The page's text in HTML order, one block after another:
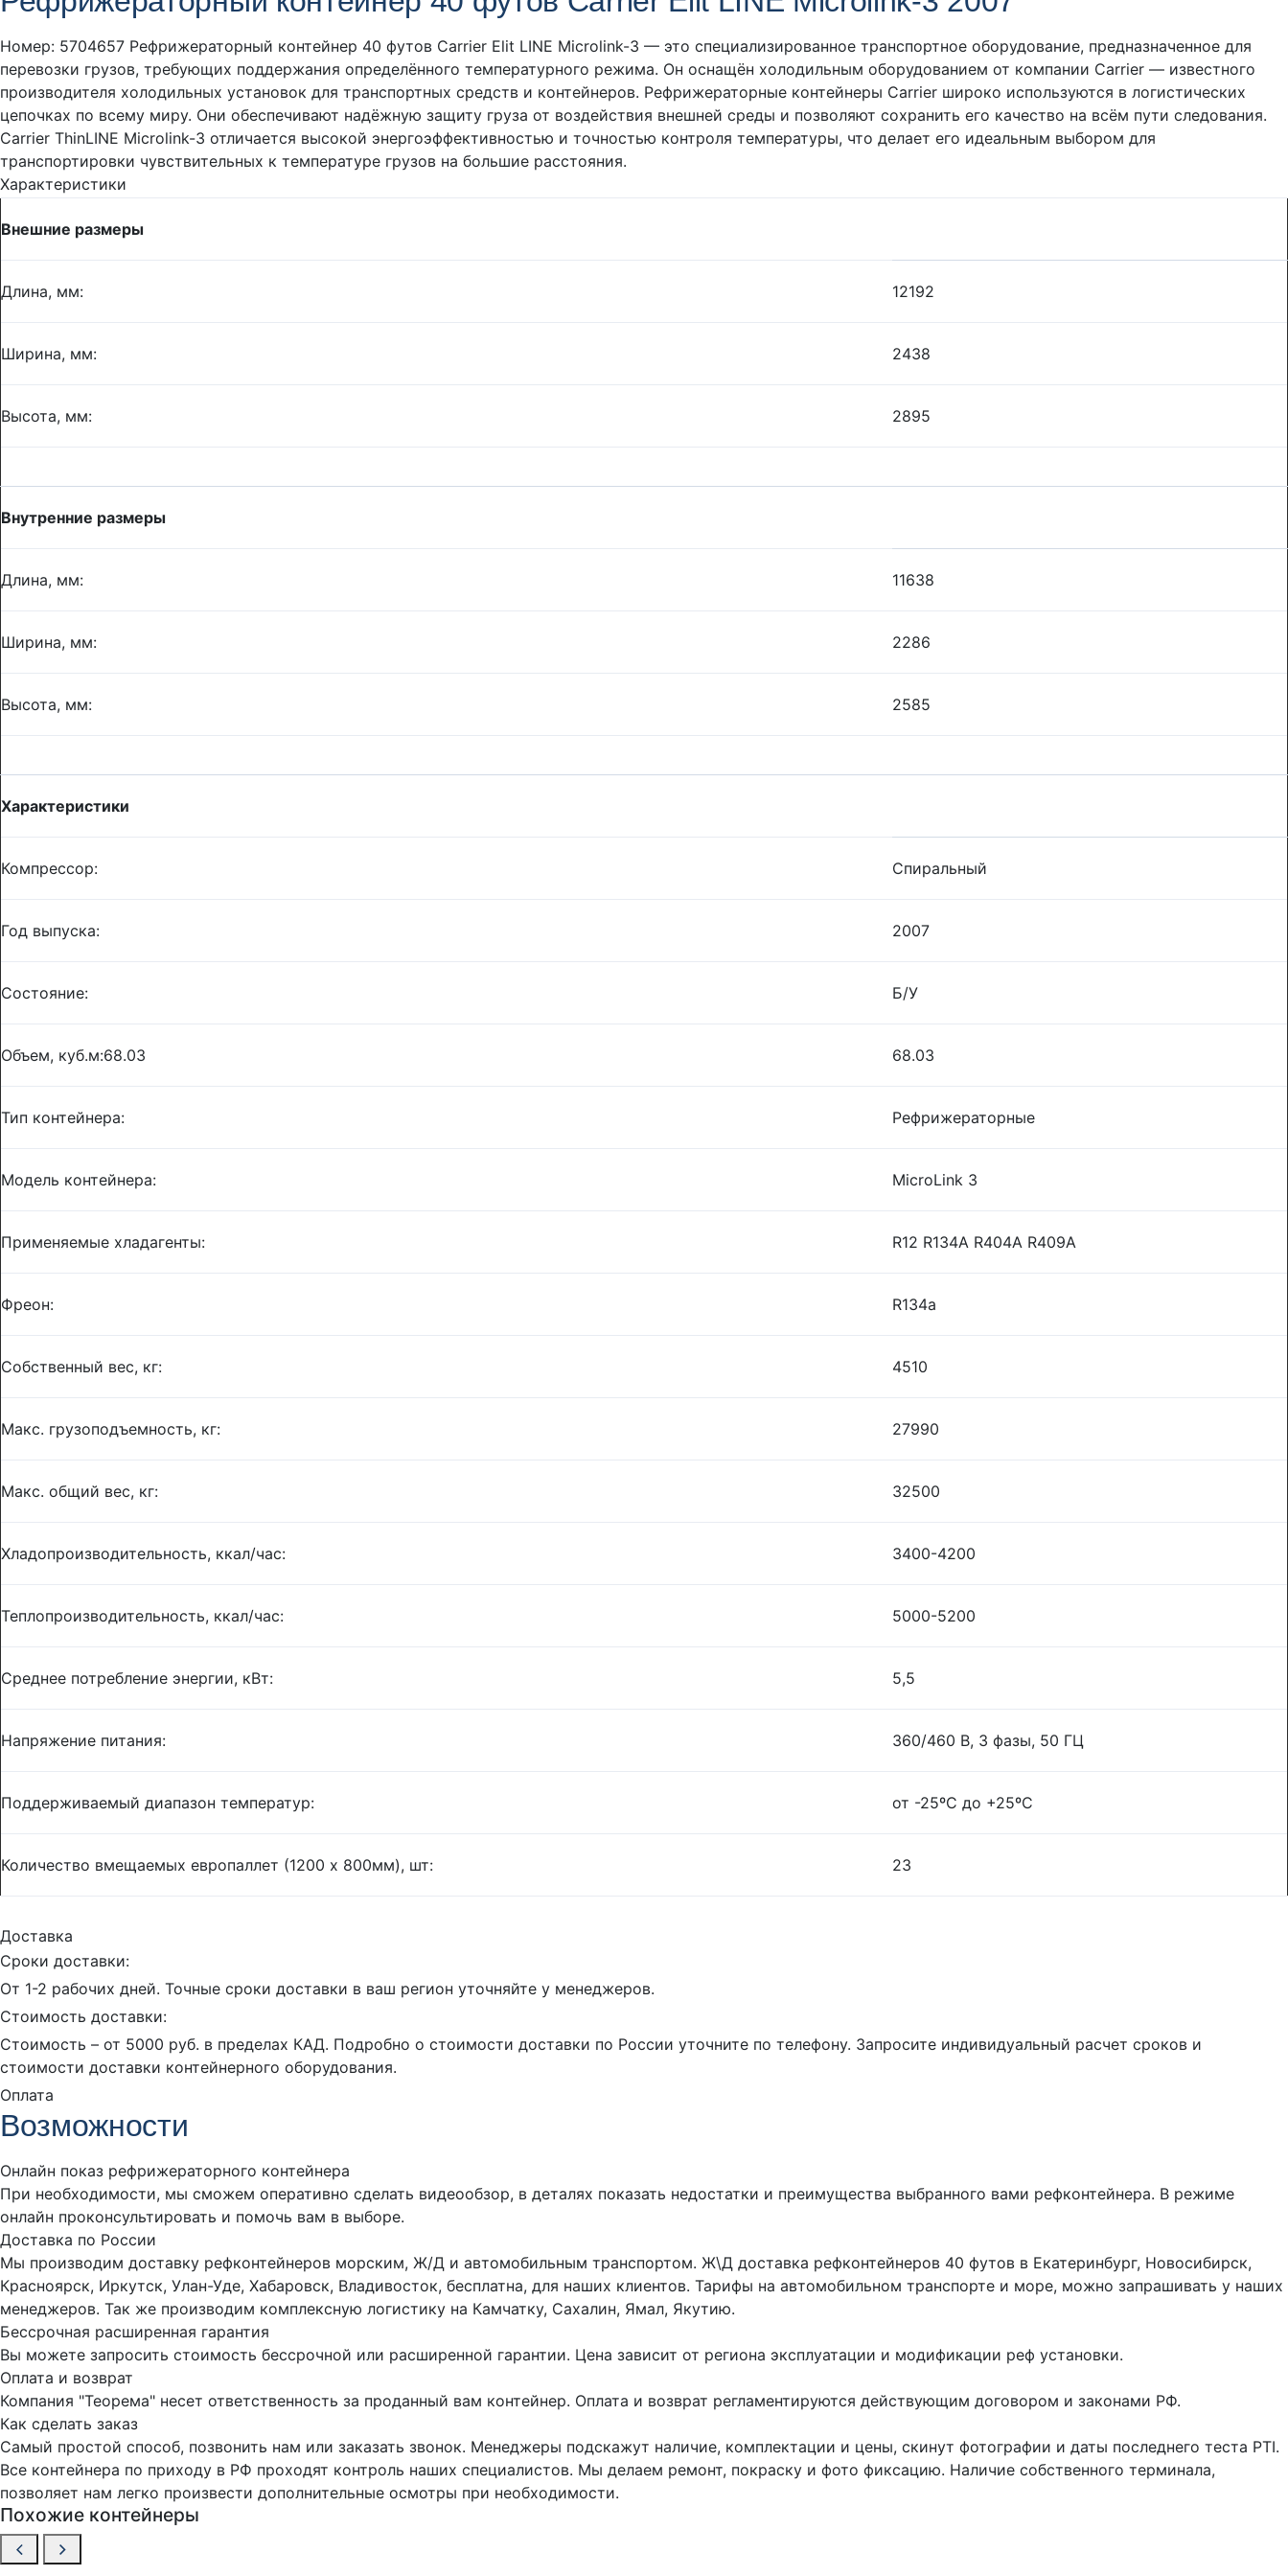
Номер: 5704657 Рефрижераторный контейнер 40 футов Carrier Elit LINE Microlink-3 — это специализированное транспортное оборудование, предназначенное для
перевозки грузов, требующих поддержания определённого температурного режима. Он оснащён холодильным оборудованием от компании Carrier — известного
производителя холодильных установок для транспортных средств и контейнеров. Рефрижераторные контейнеры Carrier широко используются в логистических
цепочках по всему миру. Они обеспечивают надёжную защиту груза от воздействия внешней среды и позволяют сохранить его качество на всём пути следования.
Carrier ThinLINE Microlink-3 отличается высокой энергоэффективностью и точностью контроля температуры, что делает его идеальным выбором для
транспортировки чувствительных к температуре грузов на большие расстояния.
Характеристики
Внешние размеры
Длина, мм: 12192
Ширина, мм: 2438
Высота, мм: 2895
Внутренние размеры
Длина, мм: 11638
Ширина, мм: 2286
Высота, мм: 2585
Характеристики
Компрессор: Спиральный
Год выпуска: 2007
Состояние: Б/У
Объем, куб.м:68.03 68.03
Тип контейнера: Рефрижераторные
Модель контейнера: MicroLink 3
Применяемые хладагенты: R12 R134A R404A R409A
Фреон: R134a
Собственный вес, кг: 4510
Макс. грузоподъемность, кг: 27990
Макс. общий вес, кг: 32500
Хладопроизводительность, ккал/час: 3400-4200
Теплопроизводительность, ккал/час: 5000-5200
Среднее потребление энергии, кВт: 5,5
Напряжение питания: 360/460 B, 3 фазы, 50 ГЦ
Поддерживаемый диапазон температур: от -25ºС до +25ºС
Количество вмещаемых европаллет (1200 x 800мм), шт: 23
Доставка
Сроки доставки:
От 1-2 рабочих дней. Точные сроки доставки в ваш регион уточняйте у менеджеров.
Стоимость доставки:
Стоимость – от 5000 руб. в пределах КАД. Подробно о стоимости доставки по России уточните по телефону. Запросите индивидуальный расчет сроков и
стоимости доставки контейнерного оборудования.
Оплата
Возможности
Онлайн показ рефрижераторного контейнера
При необходимости, мы сможем оперативно сделать видеообзор, в деталях показать недостатки и преимущества выбранного вами рефконтейнера. В режиме
онлайн проконсультировать и помочь вам в выборе.
Доставка по России
Мы производим доставку рефконтейнеров морским, Ж/Д и автомобильным транспортом. Ж\Д доставка рефконтейнеров 40 футов в Екатеринбург, Новосибирск,
Красноярск, Иркутск, Улан-Уде, Хабаровск, Владивосток, бесплатна, для наших клиентов. Тарифы на автомобильном транспорте и море, можно запрашивать у наших
менеджеров. Так же производим комплексную логистику на Камчатку, Сахалин, Ямал, Якутию.
Бессрочная расширенная гарантия
Вы можете запросить стоимость бессрочной или расширенной гарантии. Цена зависит от региона эксплуатации и модификации реф установки.
Оплата и возврат
Компания "Теорема" несет ответственность за проданный вам контейнер. Оплата и возврат регламентируются действующим договором и законами РФ.
Как сделать заказ
Самый простой способ, позвонить нам или заказать звонок. Менеджеры подскажут наличие, комплектации и цены, скинут фотографии и даты последнего теста PTI.
Все контейнера по приходу в РФ проходят контроль наших специалистов. Мы делаем ремонт, покраску и фото фиксацию. Наличие собственного терминала,
позволяет нам легко произвести дополнительные осмотры при необходимости.
Похожие контейнеры